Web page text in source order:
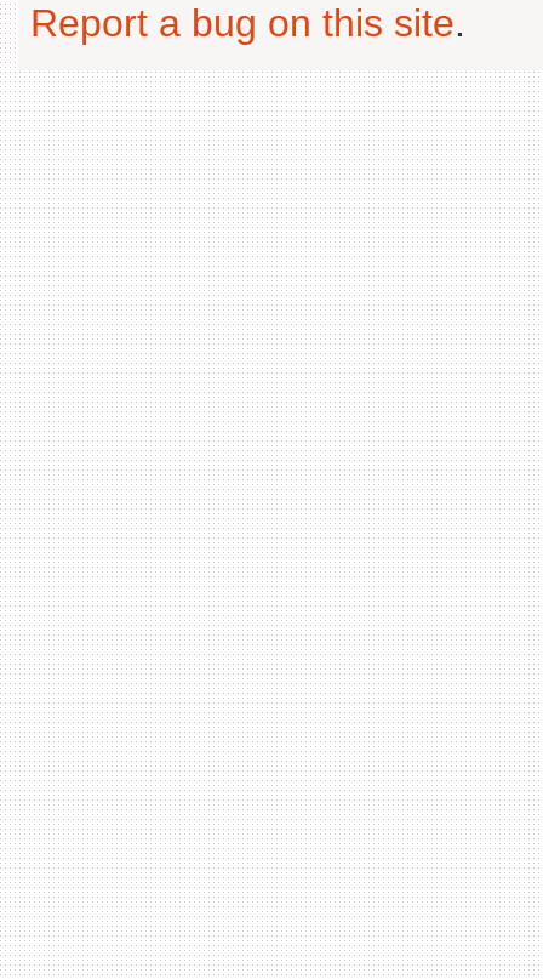
Report a bug on this site.